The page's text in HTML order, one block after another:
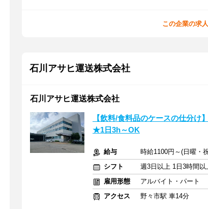
この企業の求
石川アサヒ運送株式会社
石川アサヒ運送株式会社
【飲料/食料品のケースの仕分け
★1日3h～OK
給与
時給1100円～(日曜・
シフト
週3日以上 1日3時間
雇用形態
アルバイト・パート
アクセス
野々市駅 車14分